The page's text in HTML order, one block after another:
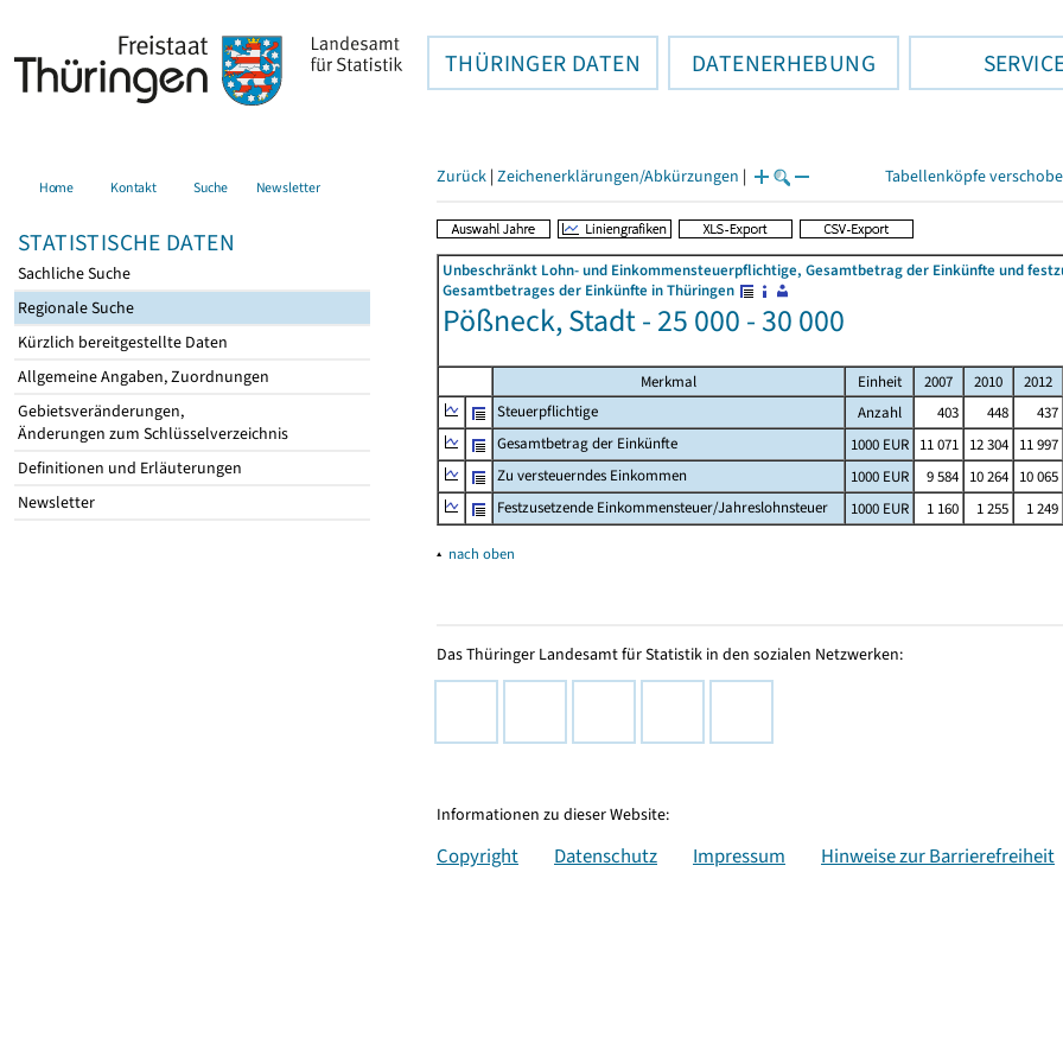
THÜRINGER DATEN DATENERHEBUNG
Home Kontakt Suche Newsletter
STATISTISCHE DATEN
Sachliche Suche
Regionale Suche
Kürzlich bereitgestellte Daten
Allgemeine Angaben, Zuordnungen
Gebietsveränderungen,
Änderungen zum Schlüsselverzeichnis
Definitionen und Erläuterungen
Newsletter
Zurück | Zeichenerklärungen/Abkürzungen | Tabellenköpfe
Unbeschränkt Lohn- und Einkommensteuerpflichtige, Gesamtbetrag der Einkünfte und
Gesamtbetrages der Einkünfte in Thüringen
Pößneck, Stadt - 25 000 - 30 000
Merkmal Einheit 2007 2010
2012
Steuerpflichtige
Anzahl 403 448
437
Gesamtbetrag der Einkünfte
1000 EUR 11 071 12 304 11 997
Zu versteuerndes Einkommen
1000 EUR 9 584 10 264 10 065
Festzusetzende Einkommensteuer/Jahreslohnsteuer
1000 EUR 1 160 1 255 1 249
▴ nach oben
Das Thüringer Landesamt für Statistik in den sozialen Netzwerken:
Informationen zu dieser Website:
Copyright Datenschutz Impressum Hinweise zur Barrierefreiheit